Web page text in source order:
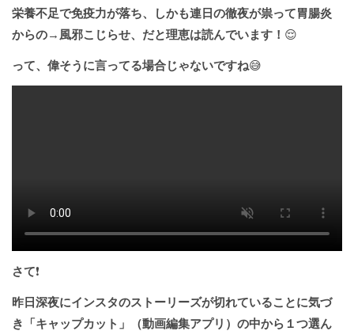
栄養不足で免疫力が落ち、しかも連日の徹夜が祟って胃腸炎
からの→ 風邪こじらせ、だと理恵は読んでいます！ 😌
って、偉そうに言ってる場合じゃないですね😅
さて❗️
昨日深夜にインスタのストーリーズが切れていることに気づ
き「キャップカット」（動画編集アプリ）の中から１つ選ん